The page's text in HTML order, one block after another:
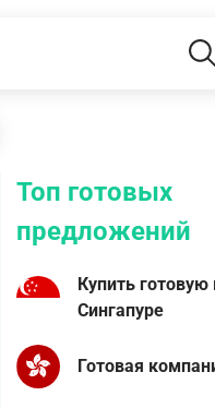
Топ готовых
предложений
Купить
Сингапуре
Готовая